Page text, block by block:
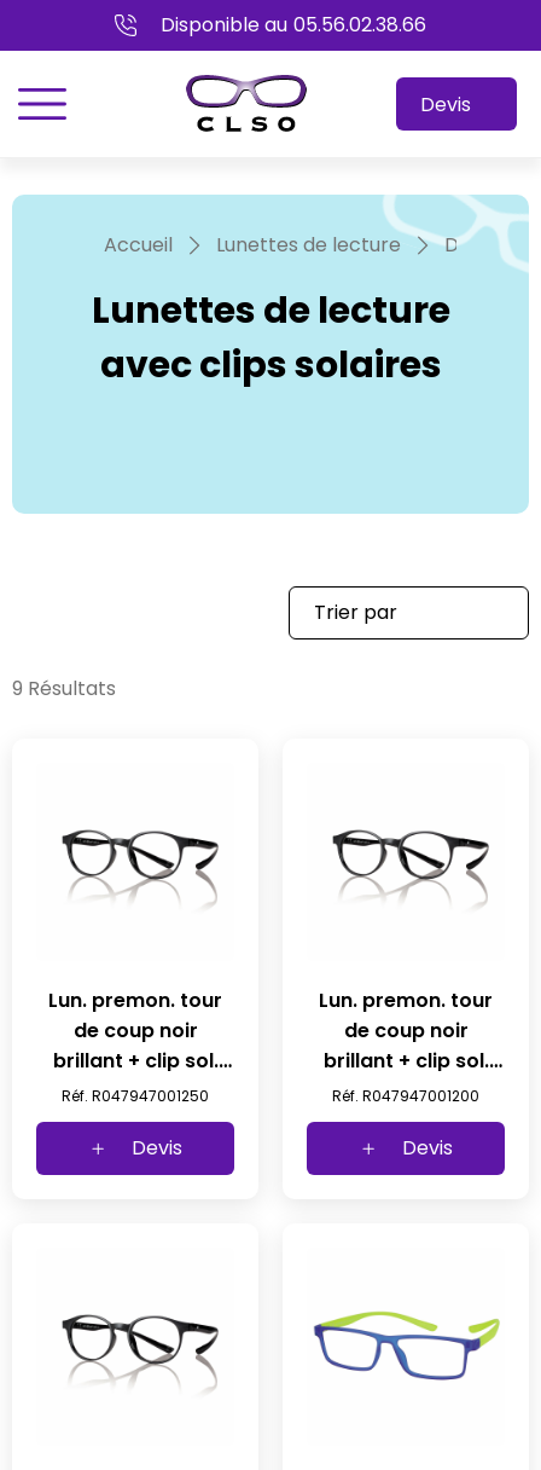
Disponible au 05.56.02.38.66
menu Devis
Accueil Lunettes de lecture Divers
Lunettes de lecture
avec clips solaires
9 Résultats
Lun. premon. tour
de coup noir
brillant + clip sol.
non polarise +2.5
prix net
Réf. R047947001250
Devis
Lun. premon. tour
de coup noir
brillant + clip sol.
non polarise +2 prix
net
Réf. R047947001200
Devis